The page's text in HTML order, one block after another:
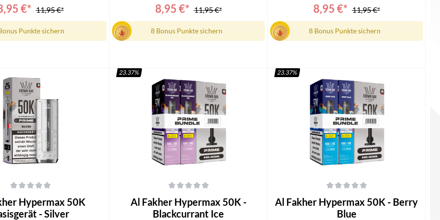
€* 11,95 €*
Punkte sichern
den Warenkorb
8,95 €* 11,95 €*
8 Bonus Punkte sichern
In den Warenkorb
8,95 €* 11,95 €*
8 Bonus Punkte sichern
In den Warenkorb
Hypermax 50K
- Silver
23.37%
Al Fakher Hypermax 50K -
Blackcurrant Ice
23.37%
Al Fakher Hypermax 50K - Berry
Blue